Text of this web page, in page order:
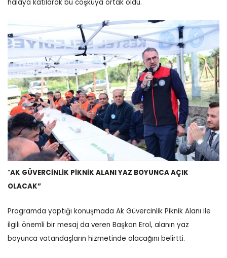
halaya katılarak bu coşkuya ortak oldu.
“AK GÜVERCİNLİK PİKNİK ALANI YAZ BOYUNCA AÇIK
OLACAK”
Programda yaptığı konuşmada Ak Güvercinlik Piknik Alanı ile
ilgili önemli bir mesaj da veren Başkan Erol, alanın yaz
boyunca vatandaşların hizmetinde olacağını belirtti.